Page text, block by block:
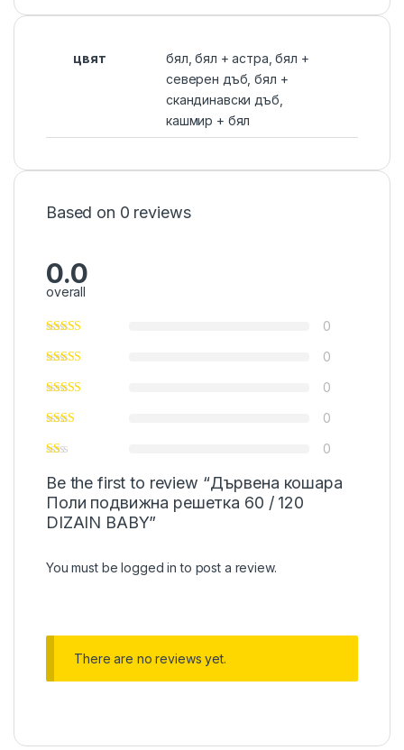
цвят
бял, бял + астра, бял +
северен дъб, бял +
скандинавски дъб,
кашмир + бял
Based on 0 reviews
0.0
overall
0
0
0
0
0
Be the first to review “Дървена кошара
Поли подвижна решетка 60 / 120
DIZAIN BABY”
You must belogged in to post a review.
There are no reviews yet.